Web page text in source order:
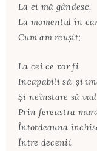
La ei mă gândesc,
La momentul în
Cum am reuşit;
La cei ce vor fi
Incapabili să-şi
Şi neînstare să
Prin fereastra
Întotdeauna
Între decenii